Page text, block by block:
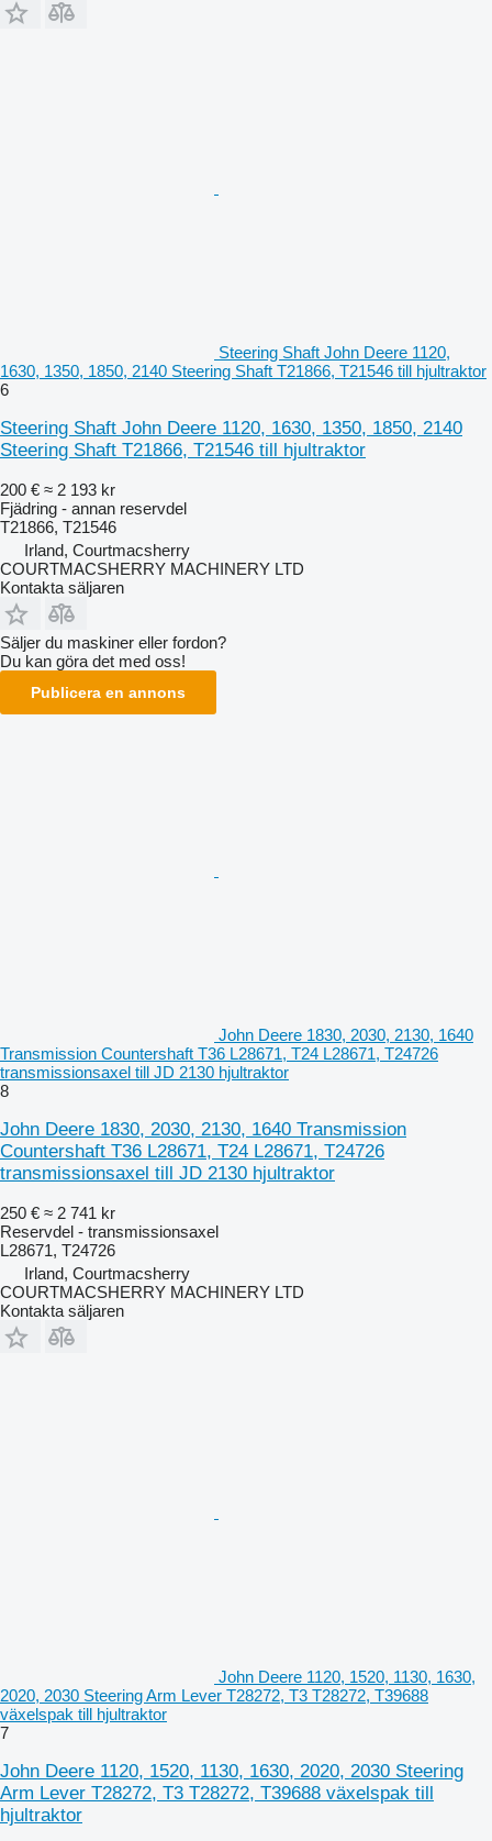
Steering Shaft John Deere 1120,
1630, 1350, 1850, 2140 Steering Shaft T21866, T21546 till hjultraktor
6
Steering Shaft John Deere 1120, 1630, 1350, 1850, 2140
Steering Shaft T21866, T21546 till hjultraktor
200 € ≈ 2 193 kr
Fjädring - annan reservdel
T21866, T21546
Irland, Courtmacsherry
COURTMACSHERRY MACHINERY LTD
Kontakta säljaren
Säljer du maskiner eller fordon?
Du kan göra det med oss!
Publicera en annons
John Deere 1830, 2030, 2130, 1640
Transmission Countershaft T36 L28671, T24 L28671, T24726
transmissionsaxel till JD 2130 hjultraktor
8
John Deere 1830, 2030, 2130, 1640 Transmission
Countershaft T36 L28671, T24 L28671, T24726
transmissionsaxel till JD 2130 hjultraktor
250 € ≈ 2 741 kr
Reservdel - transmissionsaxel
L28671, T24726
Irland, Courtmacsherry
COURTMACSHERRY MACHINERY LTD
Kontakta säljaren
John Deere 1120, 1520, 1130, 1630,
2020, 2030 Steering Arm Lever T28272, T3 T28272, T39688
växelspak till hjultraktor
7
John Deere 1120, 1520, 1130, 1630, 2020, 2030 Steering
Arm Lever T28272, T3 T28272, T39688 växelspak till
hjultraktor